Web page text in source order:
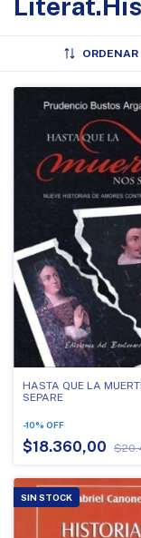
ORDENAR
HASTA QUE LA
SEPARE
-10% OFF
$18.360,00
SIN STOCK